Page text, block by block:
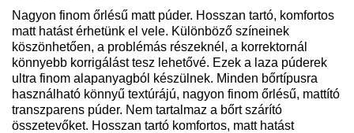
Nagyon finom őrlésű matt púder. Hosszan tartó, komfortos
matt hatást érhetünk el vele. Különböző színeinek
köszönhetően, a problémás részeknél, a korrektornál
könnyebb korrigálást tesz lehetővé. Ezek a laza púderek
ultra finom alapanyagból készülnek. Minden bőrtípusra
használható könnyű textúrájú, nagyon finom őrlésű, mattító
transzparens púder. Nem tartalmaz a bőrt szárító
összetevőket. Hosszan tartó komfortos, matt hatást